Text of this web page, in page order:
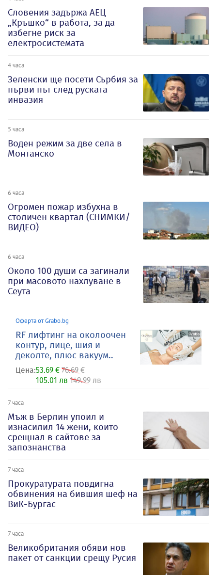
Словения задържа АЕЦ
„Кръшко“ в работа, за да
избегне риск за
електросистемата
4 часа
Зеленски ще посети Сърбия за
първи път след руската
инвазия
5 часа
Воден режим за две села в
Монтанско
6 часа
Огромен пожар избухна в
столичен квартал (СНИМКИ/
ВИДЕО)
6 часа
Около 100 души са загинали
при масовото нахлуване в
Сеута
Оферта от Grabo.bg
RF лифтинг на околоочен
контур, лице, шия и
деколте, плюс вакуум..
Цена:53.69 € 76.69 €
105.01 лв 149.99 лв
7 часа
Мъж в Берлин упоил и
изнасилил 14 жени, които
срещнал в сайтове за
запознанства
7 часа
Прокуратурата повдигна
обвинения на бившия шеф на
ВиК-Бургас
7 часа
Великобритания обяви нов
пакет от санкции срещу Русия